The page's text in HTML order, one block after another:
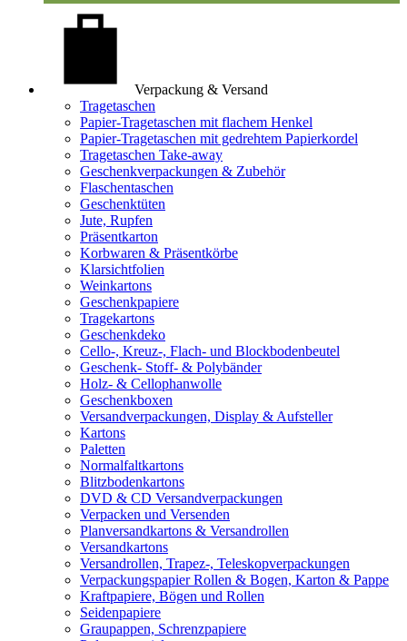
Verpackung & Versand
Tragetaschen
Papier-Tragetaschen mit flachem Henkel
Papier-Tragetaschen mit gedrehtem Papierkordel
Tragetaschen Take-away
Geschenkverpackungen & Zubehör
Flaschentaschen
Geschenktüten
Jute, Rupfen
Präsentkarton
Korbwaren & Präsentkörbe
Klarsichtfolien
Weinkartons
Geschenkpapiere
Tragekartons
Geschenkdeko
Cello-, Kreuz-, Flach- und Blockbodenbeutel
Geschenk- Stoff- & Polybänder
Holz- & Cellophanwolle
Geschenkboxen
Versandverpackungen, Display & Aufsteller
Kartons
Paletten
Normalfaltkartons
Blitzbodenkartons
DVD & CD Versandverpackungen
Verpacken und Versenden
Planversandkartons & Versandrollen
Versandkartons
Versandrollen, Trapez-, Teleskopverpackungen
Verpackungspapier Rollen & Bogen, Karton & Pappe
Kraftpapiere, Bögen und Rollen
Seidenpapiere
Graupappen, Schrenzpapiere